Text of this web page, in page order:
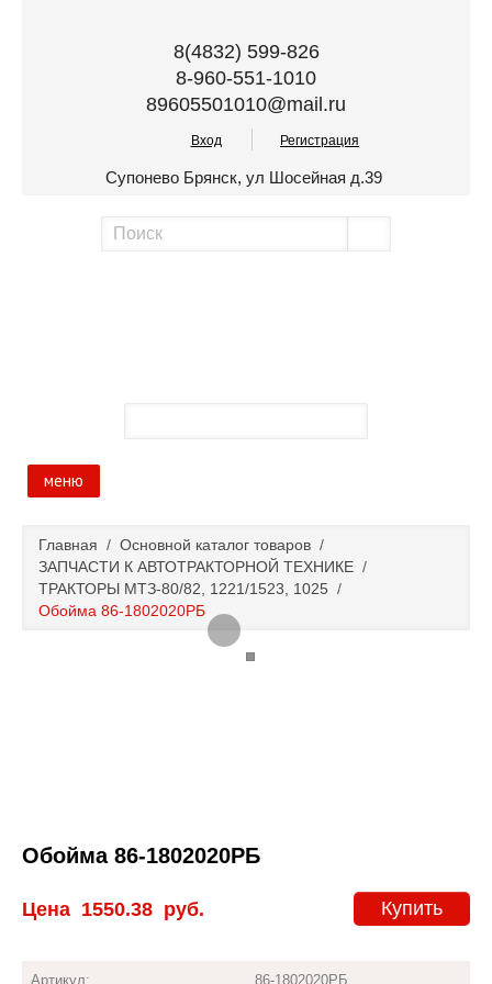
8(4832) 599-826
8-960-551-1010
89605501010@mail.ru
Вход Регистрация
Супонево Брянск, ул Шосейная д.39
меню
Основной каталог товаров
Главная / Основной каталог товаров /
ЗАПЧАСТИ К АВТОТРАКТОРНОЙ ТЕХНИКЕ /
ТРАКТОРЫ МТЗ-80/82, 1221/1523, 1025 /
Обойма 86-1802020РБ
Обойма 86-1802020РБ
Купить
Цена 1550.38 руб.
Артикул: 86-1802020РБ